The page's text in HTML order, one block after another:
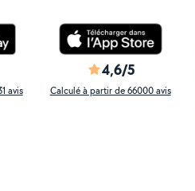
avis
4,6/5
Calculé à partir de 66000 avis